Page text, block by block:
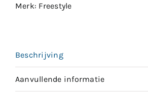
Merk: Freestyle
Beschrijving
Aanvullende informatie